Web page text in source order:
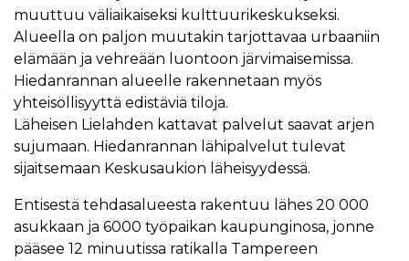
muuttuu väliaikaiseksi kulttuurikeskukseksi.
Alueella on paljon muutakin tarjottavaa urbaaniin
elämään ja vehreään luontoon järvimaisemissa.
Hiedanrannan alueelle rakennetaan myös
yhteisöllisyyttä edistäviä tiloja.
Läheisen Lielahden kattavat palvelut saavat arjen
sujumaan. Hiedanrannan lähipalvelut tulevat
sijaitsemaan Keskusaukion läheisyydessä.
Entisestä tehdasalueesta rakentuu lähes 20 000
asukkaan ja 6000 työpaikan kaupunginosa, jonne
pääsee 12 minuutissa ratikalla Tampereen